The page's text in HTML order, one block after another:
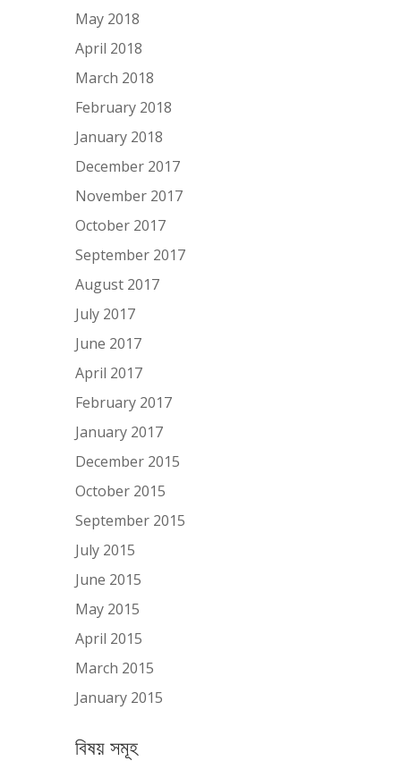
May 2018
April 2018
March 2018
February 2018
January 2018
December 2017
November 2017
October 2017
September 2017
August 2017
July 2017
June 2017
April 2017
February 2017
January 2017
December 2015
October 2015
September 2015
July 2015
June 2015
May 2015
April 2015
March 2015
January 2015
বিষয় সমূহ